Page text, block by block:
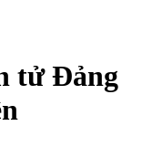
tử Đảng